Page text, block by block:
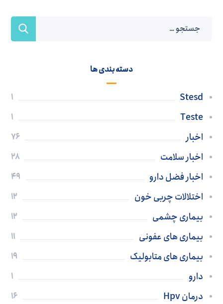
دسته بندی ها
Stesd
1
Teste
1
اخبار 76
اخبار سلامت 28
اخبار فضل دارو 49
اختلالات چربی خون 12
بیماری چشمی 12
بیماری های عفونی 11
بیماری های متابولیک 19
دارو 1
درمان Hpv 16